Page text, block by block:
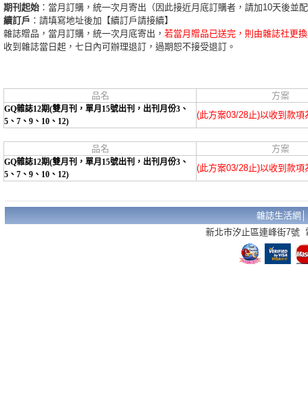
期刊起始 ：當月訂購，統一次月寄出（因此接近月底訂購者，請加10天後並
續訂戶 ：請填寫地址後加【續訂戶請接續】
雜誌贈品，當月訂購，統一次月底寄出， 若當月贈品已送完，則由雜誌社更
收到雜誌當日起，七日內可辦理退訂，過期恕不接受退訂。
品名 方案
GQ雜誌12期(雙月刊，單月15號出刊，出刊月份3、
5、7、9、10、12)
(此方案03/28止)以收到款項
品名 方案
GQ雜誌12期(雙月刊，單月15號出刊，出刊月份3、
5、7、9、10、12)
(此方案03/28止)以收到款項
雜誌生活網
新北市汐止區連峰街7號